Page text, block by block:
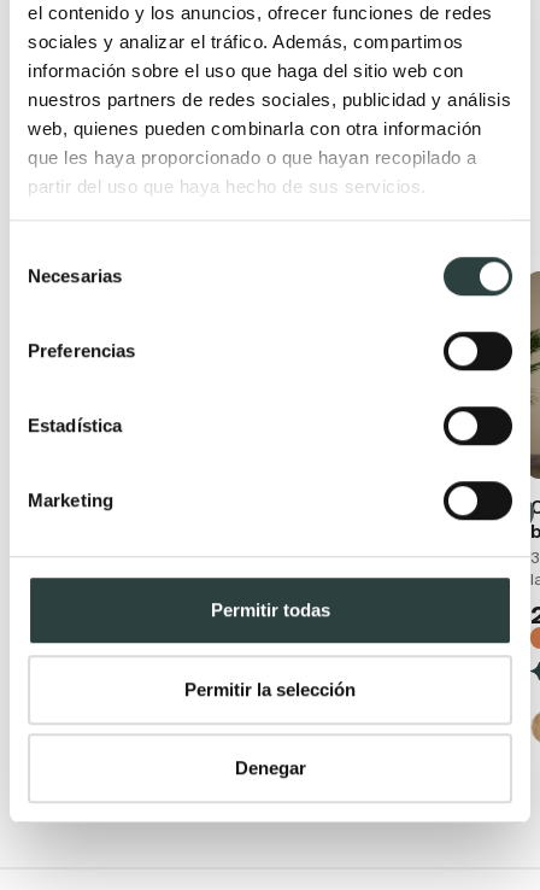
el contenido y los anuncios, ofrecer funciones de redes
sociales y analizar el tráfico. Además, compartimos
información sobre el uso que haga del sitio web con
nuestros partners de redes sociales, publicidad y análisis
web, quienes pueden combinarla con otra información
que les haya proporcionado o que hayan recopilado a
partir del uso que haya hecho de sus servicios.
Necesarias
Preferencias
Estadística
Marketing
Permitir todas
Permitir la selección
Denegar
Conjunto mueble de
Bruntec Boston
Suspendido con lavabo
cerámico y 2 cajones con
199,43€297,66€
Mueble de baño con
Bruntec Coban
2 cajones + 1 puerta,
suspendido
229,56€337,59€
−32%